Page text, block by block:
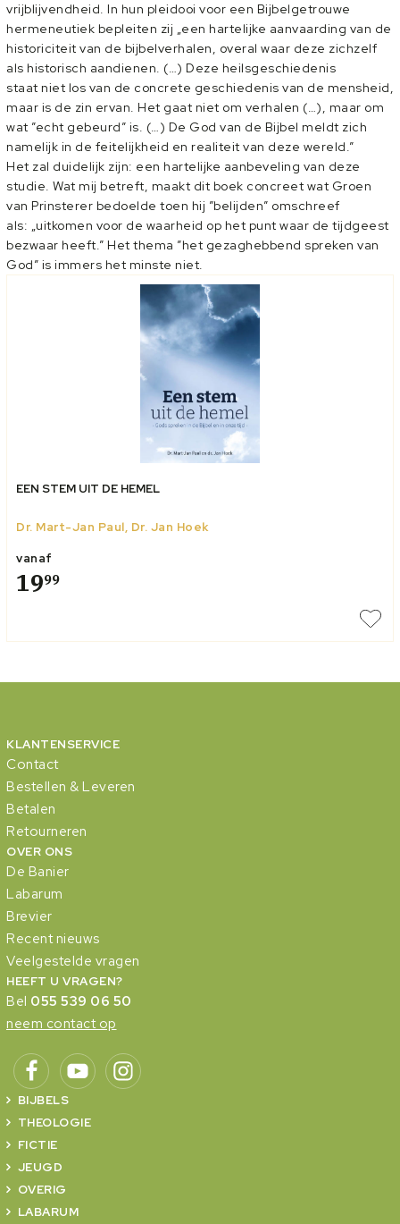
vrijblijvendheid. In hun pleidooi voor een Bijbelgetrouwe
hermeneutiek bepleiten zij „een hartelijke aanvaarding van de
historiciteit van de bijbelverhalen, overal waar deze zichzelf
als historisch aandienen. (…) Deze heilsgeschiedenis
staat niet los van de concrete geschiedenis van de mensheid,
maar is de zin ervan. Het gaat niet om verhalen (…), maar om
wat ”echt gebeurd” is. (…) De God van de Bijbel meldt zich
namelijk in de feitelijkheid en realiteit van deze wereld.”
Het zal duidelijk zijn: een hartelijke aanbeveling van deze
studie. Wat mij betreft, maakt dit boek concreet wat Groen
van Prinsterer bedoelde toen hij ”belijden” omschreef
als: „uitkomen voor de waarheid op het punt waar de tijdgeest
bezwaar heeft.” Het thema ”het gezaghebbend spreken van
God” is immers het minste niet.
EEN STEM UIT DE HEMEL
Dr. Mart-Jan Paul, Dr. Jan Hoek
vanaf
1999
KLANTENSERVICE
Contact
Bestellen & Leveren
Betalen
Retourneren
OVER ONS
De Banier
Labarum
Brevier
Recent nieuws
Veelgestelde vragen
HEEFT U VRAGEN?
Bel 055 539 06 50
neem contact op
BIJBELS
THEOLOGIE
FICTIE
JEUGD
OVERIG
LABARUM